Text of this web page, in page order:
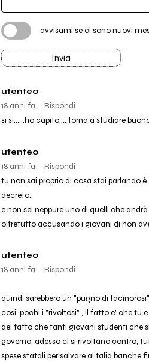
avvisami se ci sono nuovi
Invia
utente0
18 anni fa
Rispondi
si si......ho capito.... torna a studiare
utente0
18 anni fa
Rispondi
tu non sai proprio di cosa stai parlando
decreto.
e non sei neppure uno di quelli che
oltretutto accusando i giovani di non
utente0
18 anni fa
Rispondi
quindi sarebbero un "pugno di
cosi' pochi i "rivoltosi" , il fatto e' che tu
del fatto che tanti giovani studenti che
governo, adesso ci si rivoltano contro,
spese statali per salvare alitalia banche